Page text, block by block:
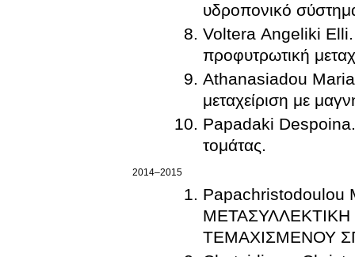
υδροπονικό
Voltera Angeliki Elli.
προφυτρωτική
Athanasiadou
μεταχείριση με
Papadaki Despoina.
τομάτας.
2014–2015
ΤΕΜΑΧΙΣΜΕΝΟΥ